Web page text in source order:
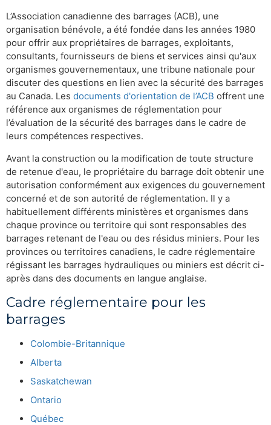
L’Association canadienne des barrages (ACB), une
organisation bénévole, a été fondée dans les années 1980
pour offrir aux propriétaires de barrages, exploitants,
consultants, fournisseurs de biens et services ainsi qu'aux
organismes gouvernementaux, une tribune nationale pour
discuter des questions en lien avec la sécurité des barrages
au Canada. Les documents d'orientation de l’ACB offrent une
référence aux organismes de réglementation pour
l’évaluation de la sécurité des barrages dans le cadre de
leurs compétences respectives.
Avant la construction ou la modification de toute structure
de retenue d'eau, le propriétaire du barrage doit obtenir une
autorisation conformément aux exigences du gouvernement
concerné et de son autorité de réglementation. Il y a
habituellement différents ministères et organismes dans
chaque province ou territoire qui sont responsables des
barrages retenant de l'eau ou des résidus miniers. Pour les
provinces ou territoires canadiens, le cadre réglementaire
régissant les barrages hydrauliques ou miniers est décrit ci-
après dans des documents en langue anglaise.
Cadre réglementaire pour les
barrages
Colombie-Britannique
Alberta
Saskatchewan
Ontario
Québec